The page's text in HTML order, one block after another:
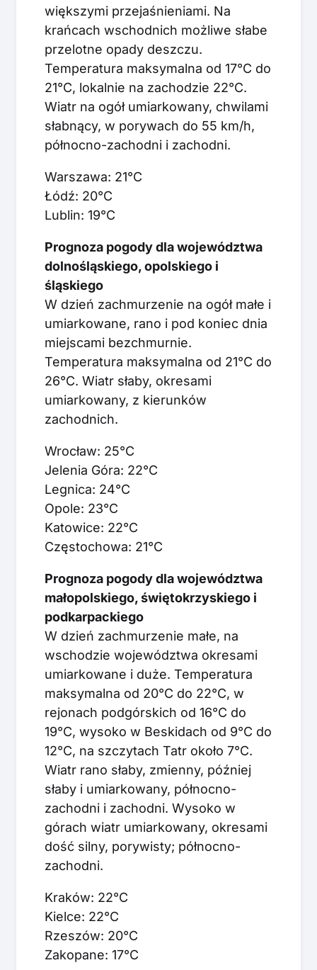
większymi przejaśnieniami. Na
krańcach wschodnich możliwe słabe
przelotne opady deszczu.
Temperatura maksymalna od 17°C do
21°C, lokalnie na zachodzie 22°C.
Wiatr na ogół umiarkowany, chwilami
słabnący, w porywach do 55 km/h,
północno-zachodni i zachodni.
Warszawa: 21°C
Łódź: 20°C
Lublin: 19°C
Prognoza pogody dla województwa
dolnośląskiego, opolskiego i
śląskiego
W dzień zachmurzenie na ogół małe i
umiarkowane, rano i pod koniec dnia
miejscami bezchmurnie.
Temperatura maksymalna od 21°C do
26°C. Wiatr słaby, okresami
umiarkowany, z kierunków
zachodnich.
Wrocław: 25°C
Jelenia Góra: 22°C
Legnica: 24°C
Opole: 23°C
Katowice: 22°C
Częstochowa: 21°C
Prognoza pogody dla województwa
małopolskiego, świętokrzyskiego i
podkarpackiego
W dzień zachmurzenie małe, na
wschodzie województwa okresami
umiarkowane i duże. Temperatura
maksymalna od 20°C do 22°C, w
rejonach podgórskich od 16°C do
19°C, wysoko w Beskidach od 9°C do
12°C, na szczytach Tatr około 7°C.
Wiatr rano słaby, zmienny, później
słaby i umiarkowany, północno-
zachodni i zachodni. Wysoko w
górach wiatr umiarkowany, okresami
dość silny, porywisty; północno-
zachodni.
Kraków: 22°C
Kielce: 22°C
Rzeszów: 20°C
Zakopane: 17°C